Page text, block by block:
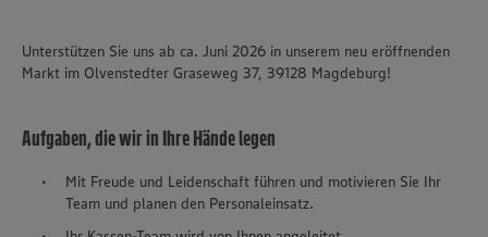
Unterstützen Sie uns ab ca. Juni 2026 in unserem neu eröffnenden
Markt im Olvenstedter Graseweg 37, 39128 Magdeburg!
Aufgaben, die wir in Ihre Hände legen
Mit Freude und Leidenschaft führen und motivieren Sie Ihr
Team und planen den Personaleinsatz.